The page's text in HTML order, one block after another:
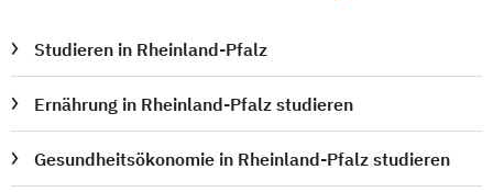
Studieren in Rheinland-Pfalz
Ernährung in Rheinland-Pfalz studieren
Gesundheitsökonomie in Rheinland-Pfalz studieren